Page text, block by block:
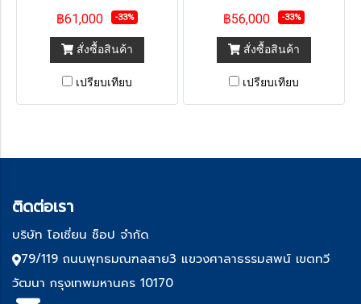
฿61,000 -33%
สั่งซื้อสินค้า
เปรียบเทียบ
฿56,000 -33%
สั่งซื้อสินค้า
เปรียบเทียบ
ติดต่อเรา
บริษัท โอเชี่ยน ช็อป จำกัด
79/119 ถนนพุทธมณฑลสาย3 แขวงศาลาธรรมสพน์ เขตทวี
วัฒนา กรุงเทพมหานคร 10170